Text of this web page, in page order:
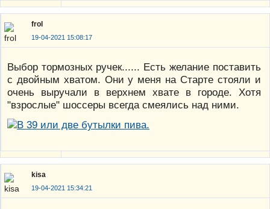
frol
19-04-2021 15:08:17
Выбор тормозных ручек...... Есть желание поставить
с двойным хватом. Они у меня на Старте стояли и
очень выручали в верхнем хвате в городе. Хотя
"взрослые" шоссеры всегда смеялись над ними.
kisa
19-04-2021 15:34:21